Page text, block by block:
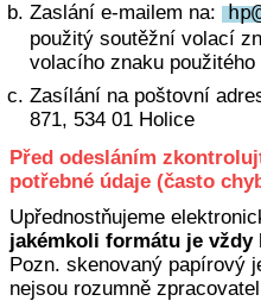
Zaslání e-mailem na: h
použitý soutěžní volací
volacího znaku
Zasílání na poštovní
871, 534 01 Holice
Před odesláním
potřebné údaje (často
Upřednostňujeme
jakémkoli formátu je
Pozn. skenovaný papírový
nejsou rozumně